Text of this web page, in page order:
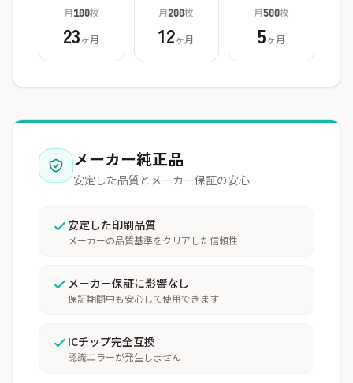
月100枚
23ヶ月
月200枚
12ヶ月
月500枚
5ヶ月
メーカー純正品
安定した品質とメーカー保証の安心
安定した印刷品質
メーカーの品質基準をクリアした信頼性
メーカー保証に影響なし
保証期間中も安心して使用できます
ICチップ完全互換
認識エラーが発生しません